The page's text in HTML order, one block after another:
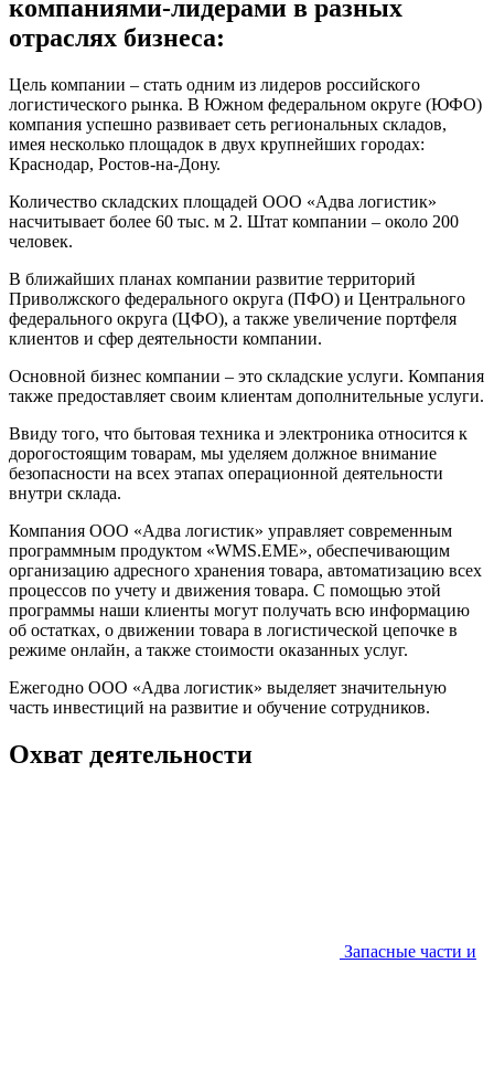
компаниями-лидерами в разных
отраслях бизнеса:
Цель компании – стать одним из лидеров российского
логистического рынка. В Южном федеральном округе (ЮФО)
компания успешно развивает сеть региональных складов,
имея несколько площадок в двух крупнейших городах:
Краснодар, Ростов-на-Дону.
Количество складских площадей ООО «Адва логистик»
насчитывает более 60 тыс. м 2. Штат компании – около 200
человек.
В ближайших планах компании развитие территорий
Приволжского федерального округа (ПФО) и Центрального
федерального округа (ЦФО), а также увеличение портфеля
клиентов и сфер деятельности компании.
Основной бизнес компании – это складские услуги. Компания
также предоставляет своим клиентам дополнительные услуги.
Ввиду того, что бытовая техника и электроника относится к
дорогостоящим товарам, мы уделяем должное внимание
безопасности на всех этапах операционной деятельности
внутри склада.
Компания ООО «Адва логистик» управляет современным
программным продуктом «WMS.EME», обеспечивающим
организацию адресного хранения товара, автоматизацию всех
процессов по учету и движения товара. С помощью этой
программы наши клиенты могут получать всю информацию
об остатках, о движении товара в логистической цепочке в
режиме онлайн, а также стоимости оказанных услуг.
Ежегодно ООО «Адва логистик» выделяет значительную
часть инвестиций на развитие и обучение сотрудников.
Охват деятельности
Запасные части и